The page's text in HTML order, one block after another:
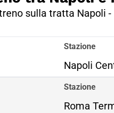
sulla tratta Napoli -
Stazione
Napoli
Stazione
Roma